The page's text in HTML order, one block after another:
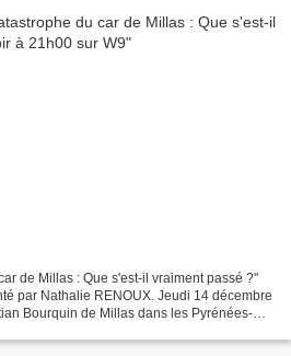
de Millas : Que s'est-il vraiment passé ?"
par Nathalie RENOUX. Jeudi 14 décembre
Bourquin de Millas dans les Pyrénées-